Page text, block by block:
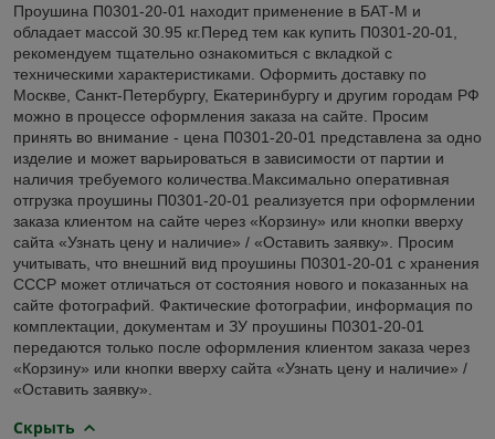
Проушина П0301-20-01 находит применение в БАТ-М и
обладает массой 30.95 кг.Перед тем как купить П0301-20-01,
рекомендуем тщательно ознакомиться с вкладкой с
техническими характеристиками. Оформить доставку по
Москве, Санкт-Петербургу, Екатеринбургу и другим городам РФ
можно в процессе оформления заказа на сайте. Просим
принять во внимание - цена П0301-20-01 представлена за одно
изделие и может варьироваться в зависимости от партии и
наличия требуемого количества.Максимально оперативная
отгрузка проушины П0301-20-01 реализуется при оформлении
заказа клиентом на сайте через «Корзину» или кнопки вверху
сайта «Узнать цену и наличие» / «Оставить заявку». Просим
учитывать, что внешний вид проушины П0301-20-01 с хранения
СССР может отличаться от состояния нового и показанных на
сайте фотографий. Фактические фотографии, информация по
комплектации, документам и ЗУ проушины П0301-20-01
передаются только после оформления клиентом заказа через
«Корзину» или кнопки вверху сайта «Узнать цену и наличие» /
«Оставить заявку».
Скрыть